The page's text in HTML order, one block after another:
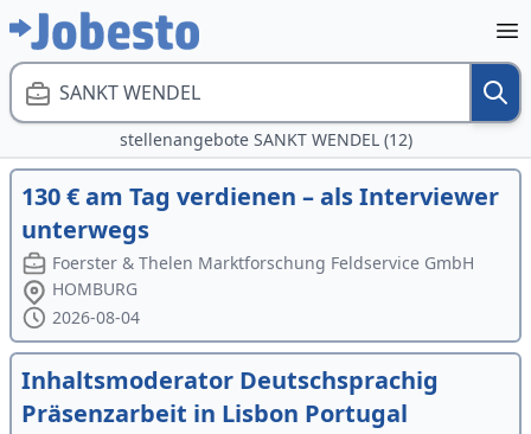
SANKT WENDEL
stellenangebote SANKT WENDEL (12)
130 € am Tag verdienen – als Interviewer
unterwegs
Foerster & Thelen Marktforschung Feldservice GmbH
HOMBURG
2026-08-04
Inhaltsmoderator Deutschsprachig
Präsenzarbeit in Lisbon Portugal